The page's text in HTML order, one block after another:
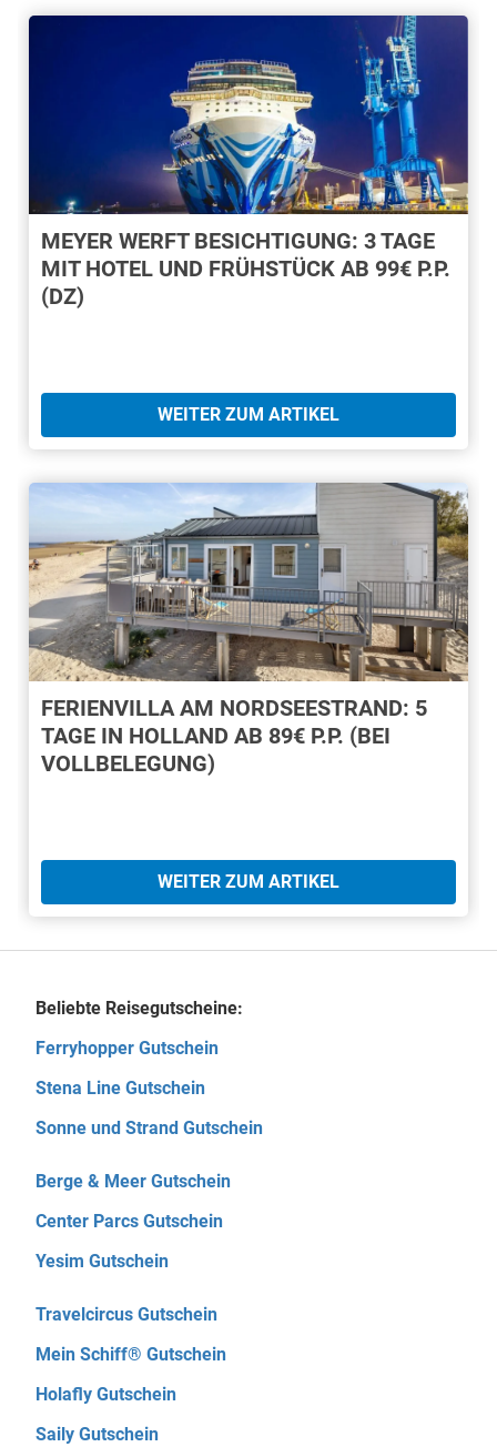
MEYER WERFT BESICHTIGUNG: 3 TAGE
MIT HOTEL UND FRÜHSTÜCK AB 99€ P.P.
(DZ)
WEITER ZUM ARTIKEL
FERIENVILLA AM NORDSEESTRAND: 5
TAGE IN HOLLAND AB 89€ P.P. (BEI
VOLLBELEGUNG)
WEITER ZUM ARTIKEL
Beliebte Reisegutscheine:
Ferryhopper Gutschein
Stena Line Gutschein
Sonne und Strand Gutschein
Berge & Meer Gutschein
Center Parcs Gutschein
Yesim Gutschein
Travelcircus Gutschein
Mein Schiff® Gutschein
Holafly Gutschein
Saily Gutschein